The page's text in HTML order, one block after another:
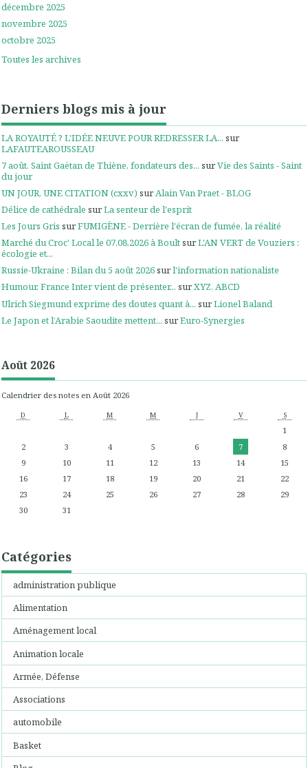
décembre 2025
novembre 2025
octobre 2025
Toutes les archives
Derniers blogs mis à jour
LA ROYAUTÉ ? L'IDÉE NEUVE POUR REDRESSER LA... sur
LAFAUTEAROUSSEAU
7 août. Saint Gaëtan de Thiène, fondateurs des... surVie des Saints - Saint
du jour
UN JOUR, UNE CITATION (cxxv) surAlain Van Praet - BLOG
Délice de cathédrale surLa senteur de l'esprit
Les Jours Gris surFUMIGÈNE - Derrière l'écran de fumée, la réalité
Marché du Croc' Local le 07.08.2026 à BoultsurL'AN VERT de Vouziers :
écologie et...
Russie-Ukraine : Bilan du 5 août 2026surl'information nationaliste
Humour. France Inter vient de présenter... surXYZ, ABCD
Ulrich Siegmund exprime des doutes quant à... surLionel Baland
Le Japon et l’Arabie Saoudite mettent... surEuro-Synergies
Août 2026
Calendrier des notes en Août 2026
D L M M J V S
1
2
3 4 5 6 7
8
9
10 11 12 13 14
15
16
17 18 19 20 21
22
23
24 25 26 27 28
29
30
31
Catégories
administration publique
Alimentation
Aménagement local
Animation locale
Armée, Défense
Associations
automobile
Basket